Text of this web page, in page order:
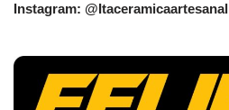
Instagram: @Itaceramicaartesanal